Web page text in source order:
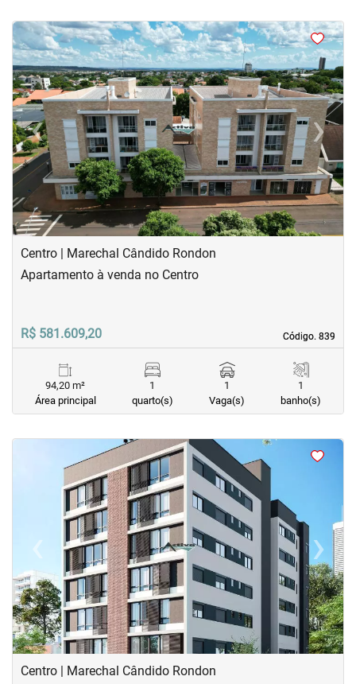
< <<<
‹Previous ›Next
Centro | Marechal Cândido Rondon
Código. 839
Código. 839
Apartamento à venda no Centro
R$ 581.609,20
94,20 m²
Área principal
1
quarto(s)
1
Vaga(s)
1
banho(s)
‹Previous ›
Next
Centro | Marechal Cândido Rondon